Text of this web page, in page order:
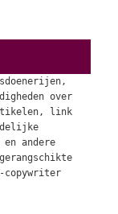
over
link
en andere
copywriter